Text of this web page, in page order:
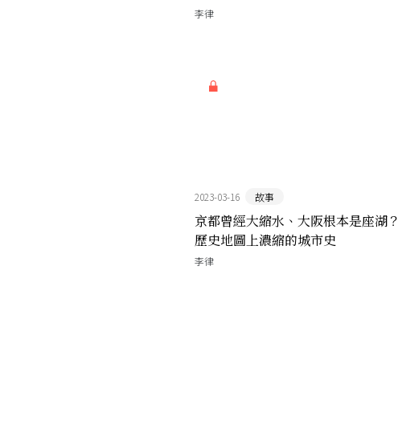
李律
2023-03-16 故事
京都曾經大縮水、大阪根本是座湖？
歷史地圖上濃縮的城市史
李律